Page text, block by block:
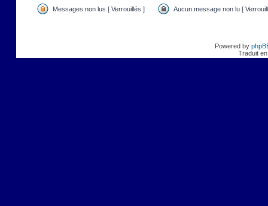
Messages non lus [ Verrouillés ] Aucun message non lu [
Powered by
Traduit